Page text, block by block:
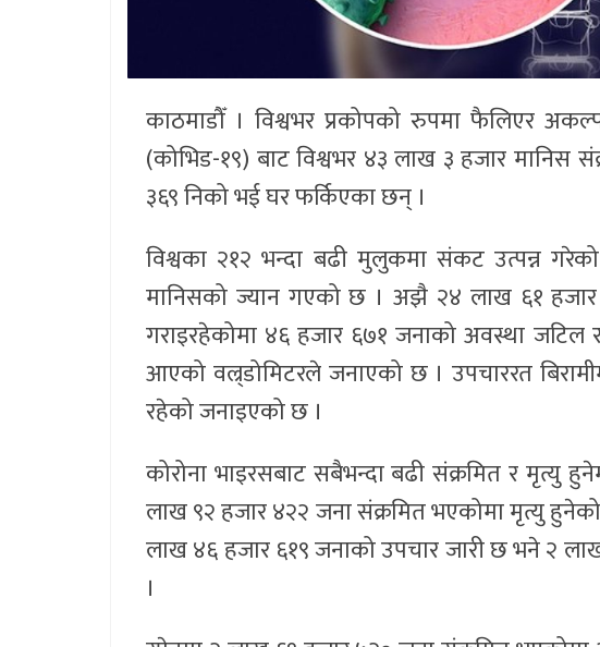
काठमाडौँ । विश्वभर प्रकोपको रुपमा फैलिएर
(कोभिड-१९) बाट विश्वभर ४३ लाख ३ हजार
३६९ निको भई घर फर्किएका छन् ।
विश्वका २१२ भन्दा बढी मुलुकमा संकट उत्पन्न
मानिसको ज्यान गएको छ । अझै २४ लाख ६१ हजार
गराइरहेकोमा ४६ हजार ६७१ जनाको अवस्था जटिल
आएको वल्र्डोमिटरले जनाएको छ । उपचाररत
रहेको जनाइएको छ ।
कोरोना भाइरसबाट सबैभन्दा बढी संक्रमित र मृत्यु
लाख ९२ हजार ४२२ जना संक्रमित भएकोमा मृत्यु
लाख ४६ हजार ६१९ जनाको उपचार जारी छ भने २
।